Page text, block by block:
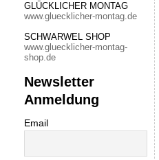
GLÜCKLICHER MONTAG
www.gluecklicher-montag.de
SCHWARWEL SHOP
www.gluecklicher-montag-
shop.de
Newsletter
Anmeldung
Email